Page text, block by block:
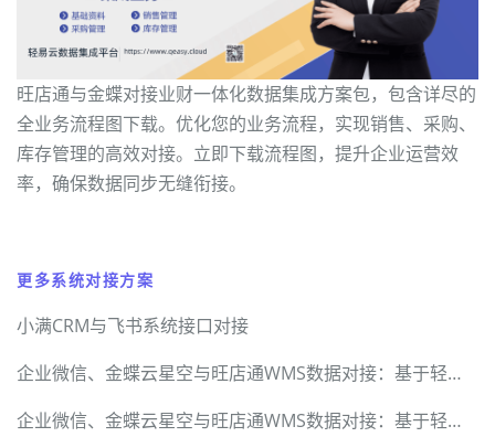
旺店通与金蝶对接业财一体化数据集成方案包，包含详尽的
全业务流程图下载。优化您的业务流程，实现销售、采购、
库存管理的高效对接。立即下载流程图，提升企业运营效
率，确保数据同步无缝衔接。
更多系统对接方案
小满CRM与飞书系统接口对接
企业微信、金蝶云星空与旺店通WMS数据对接：基于轻易云数据集成平台的技术解密
企业微信、金蝶云星空与旺店通WMS数据对接：基于轻易云数据集成平台的技术解密